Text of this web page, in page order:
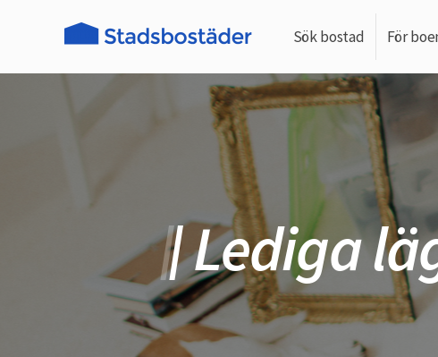
Sök bostad För
Lediga